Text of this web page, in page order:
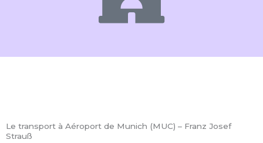
Le transport à Aéroport de Munich (MUC) – Franz Josef
Strauß